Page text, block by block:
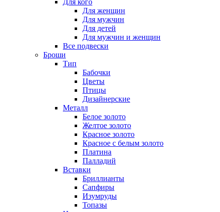
Для кого
Для женщин
Для мужчин
Для детей
Для мужчин и женщин
Все подвески
Броши
Тип
Бабочки
Цветы
Птицы
Дизайнерские
Металл
Белое золото
Желтое золото
Красное золото
Красное с белым золото
Платина
Палладий
Вставки
Бриллианты
Сапфиры
Изумруды
Топазы